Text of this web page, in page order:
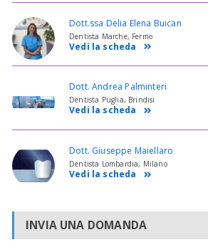
Dott.ssa Delia Elena Buican
Dentista Marche, Fermo
Vedi la scheda
Dott. Andrea Palminteri
Dentista Puglia, Brindisi
Vedi la scheda
Dott. Giuseppe Maiellaro
Dentista Lombardia, Milano
Vedi la scheda
INVIA UNA DOMANDA